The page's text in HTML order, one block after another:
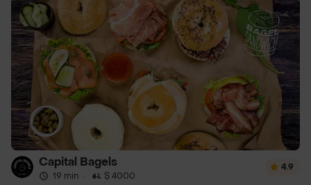
Capital Bagels
19 min · $ 4000
4.9